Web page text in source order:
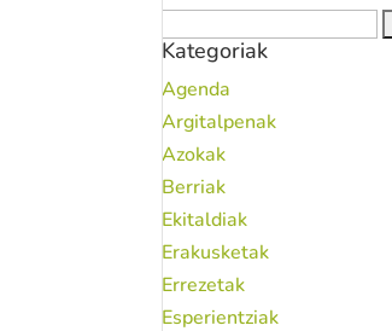
Kategoriak
Agenda
Argitalpenak
Azokak
Berriak
Ekitaldiak
Erakusketak
Errezetak
Esperientziak